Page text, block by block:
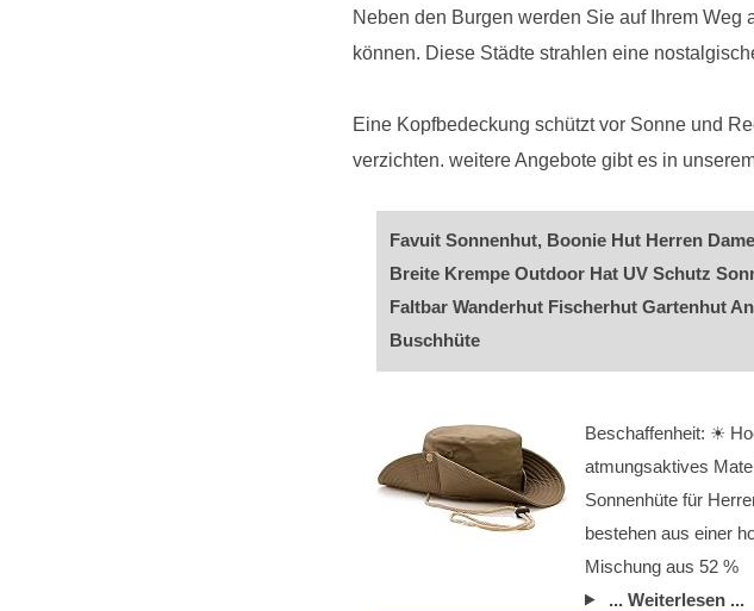
Neben den Burgen werden Sie auf Ihrem
können. Diese Städte strahlen eine
Eine Kopfbedeckung schützt vor Sonne und
verzichten. weitere Angebote gibt es in
Favuit Sonnenhut, Boonie Hut Herren
Breite Krempe Outdoor Hat UV Schutz
Faltbar Wanderhut Fischerhut Gartenhut
Buschhüte
Beschaffenheit: ☀
atmungsaktives
Sonnenhüte für
bestehen aus einer
Mischung aus 52 %
... Weiterlesen ...